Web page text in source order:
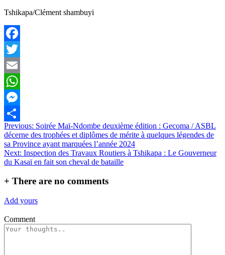
Tshikapa/Clément shambuyi
Facebook
Twitter
Email
WhatsApp
Messenger
Partager
Navigation
de
l’article
Previous: Soirée Maï-Ndombe deuxième édition : Gecoma / ASBL
décerne des trophées et diplômes de mérite à quelques légendes de
sa Province ayant marquées l’année 2024
Next: Inspection des Travaux Routiers à Tshikapa : Le Gouverneur
du Kasaï en fait son cheval de bataille
+ There are no comments
Add yours
Comment